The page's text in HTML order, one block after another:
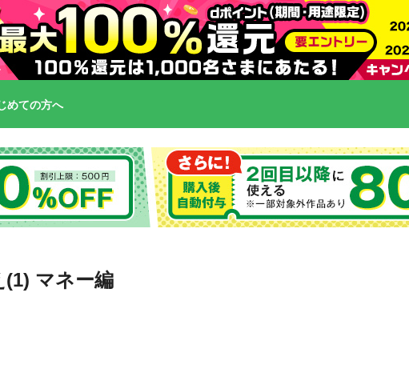
めての方へ
(1) マネー編